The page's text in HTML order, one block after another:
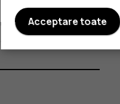
digitale
Acceptare toate